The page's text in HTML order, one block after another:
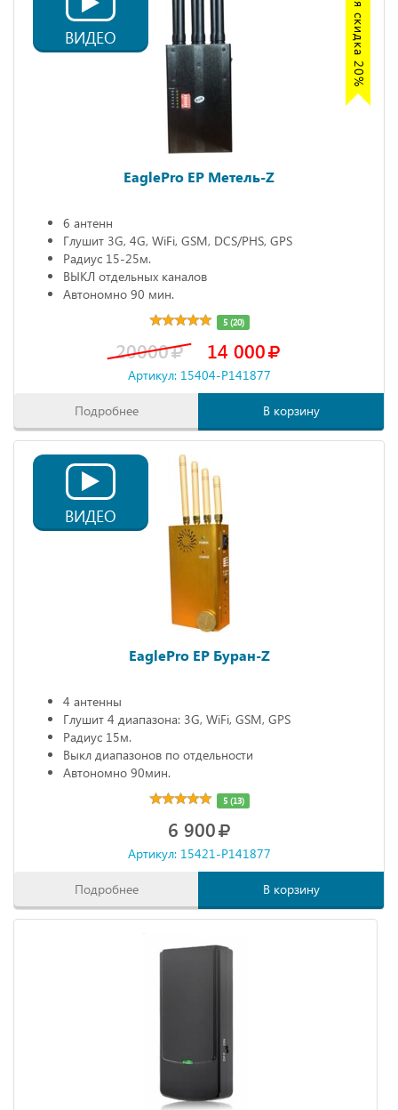
Акция скидка 20%
ВИДЕО
EaglePro EP Метель-Z
6 антенн
Глушит 3G, 4G, WiFi, GSM, DCS/PHS, GPS
Радиус 15-25м.
ВЫКЛ отдельных каналов
Автономно 90 мин.
5 (20)
20000 14 000
Артикул: 15404-P141877
Подробнее В корзину
ВИДЕО
EaglePro EP Буран-Z
4 антенны
Глушит 4 диапазона: 3G, WiFi, GSM, GPS
Радиус 15м.
Выкл диапазонов по отдельности
Автономно 90мин.
5 (13)
6 900
Артикул: 15421-P141877
Подробнее В корзину